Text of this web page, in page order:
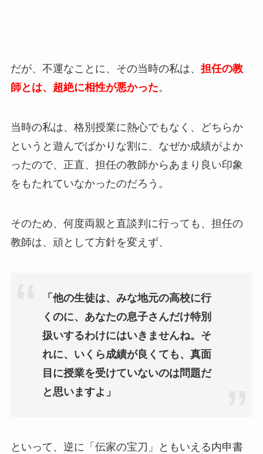
だが、不運なことに、その当時の私は、 担任の教
師とは、超絶に相性が悪かった。
当時の私は、格別授業に熱心でもなく、どちらか
というと遊んでばかりな割に、なぜか成績がよか
ったので、正直、担任の教師からあまり良い印象
をもたれていなかったのだろう。
そのため、何度両親と直談判に行っても、担任の
教師は、頑として方針を変えず、
「 他の生徒は、みな地元の高校に行
くのに、あなたの息子さんだけ特別
扱いするわけにはいきませんね。そ
れに、いくら成績が良くても、真面
目に授業を受けていないのは問題だ
と思いますよ」
といって、逆に「伝家の宝刀」ともいえる内申書